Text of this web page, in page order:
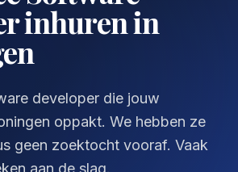
inhuren in
developer die jouw
oppakt. We hebben ze
geen zoektocht vooraf. Vaak
aan de slag.